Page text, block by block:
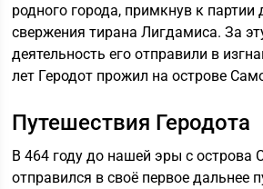
родного города, примкнув к
свержения тирана Лигдамиса. За
деятельность его отправили в
лет Геродот прожил на острове
Путешествия Геродота
В 464 году до нашей эры с острова
отправился в своё первое дальнее